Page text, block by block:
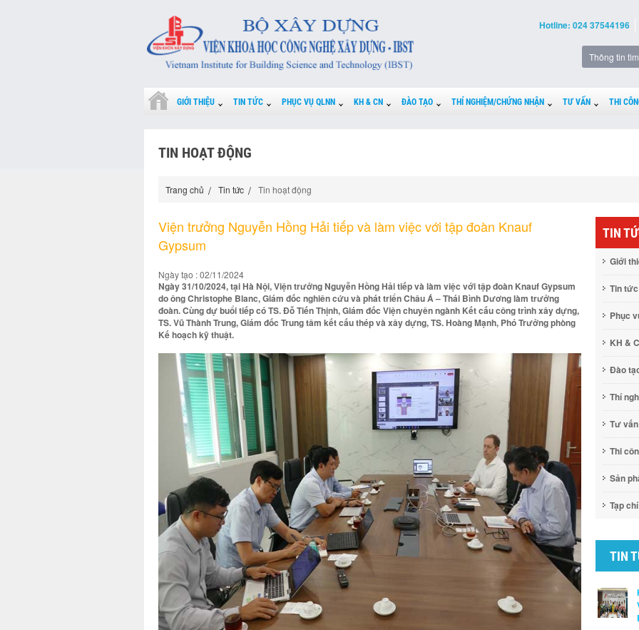
Hotline: 024 37544196
GIỚI THIỆU TIN TỨC PHỤC VỤ QLNN KH & CN ĐÀO TẠO THÍ NGHIỆM/CHỨNG NHẬN TƯ VẤN THI
TIN HOẠT ĐỘNG
Trang chủ Tin tức Tin hoạt động
Viện trưởng Nguyễn Hồng Hải tiếp và làm việc với tập đoàn Knauf
Gypsum
Ngày tạo : 02/11/2024
Ngày 31/10/2024, tại Hà Nội, Viện trưởng Nguyễn Hồng Hải tiếp và làm việc với tập đoàn Knauf Gypsum
do ông Christophe Blanc, Giám đốc nghiên cứu và phát triển Châu Á – Thái Bình Dương làm trưởng
đoàn. Cùng dự buổi tiếp có TS. Đỗ Tiến Thịnh, Giám đốc Viện chuyên ngành Kết cấu công trình xây dựng,
TS. Vũ Thành Trung, Giám đốc Trung tâm kết cấu thép và xây dựng, TS. Hoàng Mạnh, Phó Trưởng phòng
Kế hoạch kỹ thuật.
TIN
Giới
Tin tức
Phục
KH &
Đào
Thí
Tư vấn
Thi
Sản
Tạp chí
TIN